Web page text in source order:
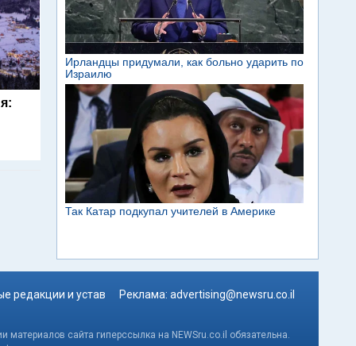
редакции и устав Реклама: advertising@newsru.co.il
сайта гиперссылка на NEWSru.co.il обязательна.